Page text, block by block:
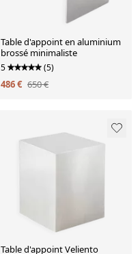
Table d'appoint en aluminium
brossé minimaliste
5 (5)
486 € 650 €
Table d'appoint Veliento